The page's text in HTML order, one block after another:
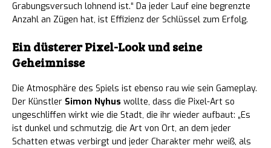
Grabungsversuch lohnend ist.“ Da jeder Lauf eine begrenzte
Anzahl an Zügen hat, ist Effizienz der Schlüssel zum Erfolg.
Ein düsterer Pixel-Look und seine
Geheimnisse
Die Atmosphäre des Spiels ist ebenso rau wie sein Gameplay.
Der Künstler Simon Nyhus wollte, dass die Pixel-Art so
ungeschliffen wirkt wie die Stadt, die ihr wieder aufbaut: „Es
ist dunkel und schmutzig, die Art von Ort, an dem jeder
Schatten etwas verbirgt und jeder Charakter mehr weiß, als